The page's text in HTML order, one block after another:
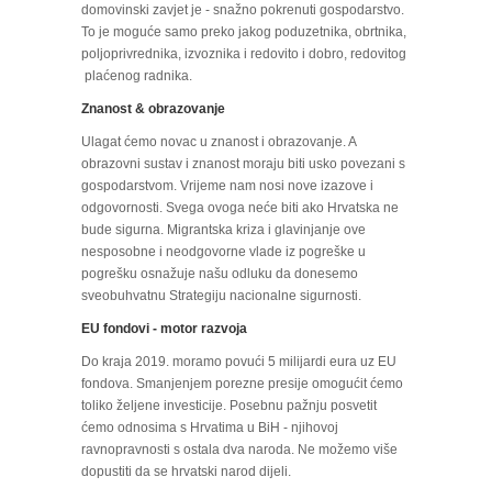
domovinski zavjet je - snažno pokrenuti gospodarstvo.
To je moguće samo preko jakog poduzetnika, obrtnika,
poljoprivrednika, izvoznika i redovito i dobro, redovitog
plaćenog radnika.
Znanost & obrazovanje
Ulagat ćemo novac u znanost i obrazovanje. A
obrazovni sustav i znanost moraju biti usko povezani s
gospodarstvom. Vrijeme nam nosi nove izazove i
odgovornosti. Svega ovoga neće biti ako Hrvatska ne
bude sigurna. Migrantska kriza i glavinjanje ove
nesposobne i neodgovorne vlade iz pogreške u
pogrešku osnažuje našu odluku da donesemo
sveobuhvatnu Strategiju nacionalne sigurnosti.
EU fondovi - motor razvoja
Do kraja 2019. moramo povući 5 milijardi eura uz EU
fondova. Smanjenjem porezne presije omogućit ćemo
toliko željene investicije. Posebnu pažnju posvetit
ćemo odnosima s Hrvatima u BiH - njihovoj
ravnopravnosti s ostala dva naroda. Ne možemo više
dopustiti da se hrvatski narod dijeli.